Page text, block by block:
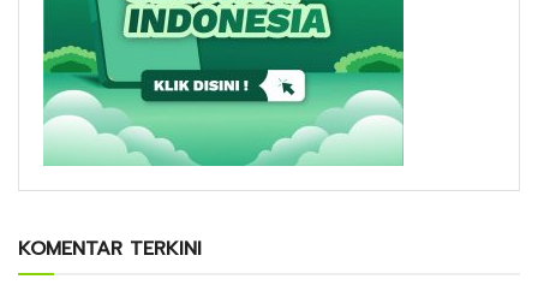
KOMENTAR TERKINI